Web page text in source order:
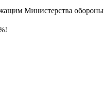
Министерства обороны